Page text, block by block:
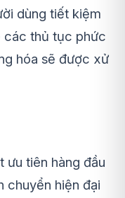
dùng tiết kiệm
các thủ tục phức
hóa sẽ được xử
ưu tiên hàng đầu
chuyển hiện đại